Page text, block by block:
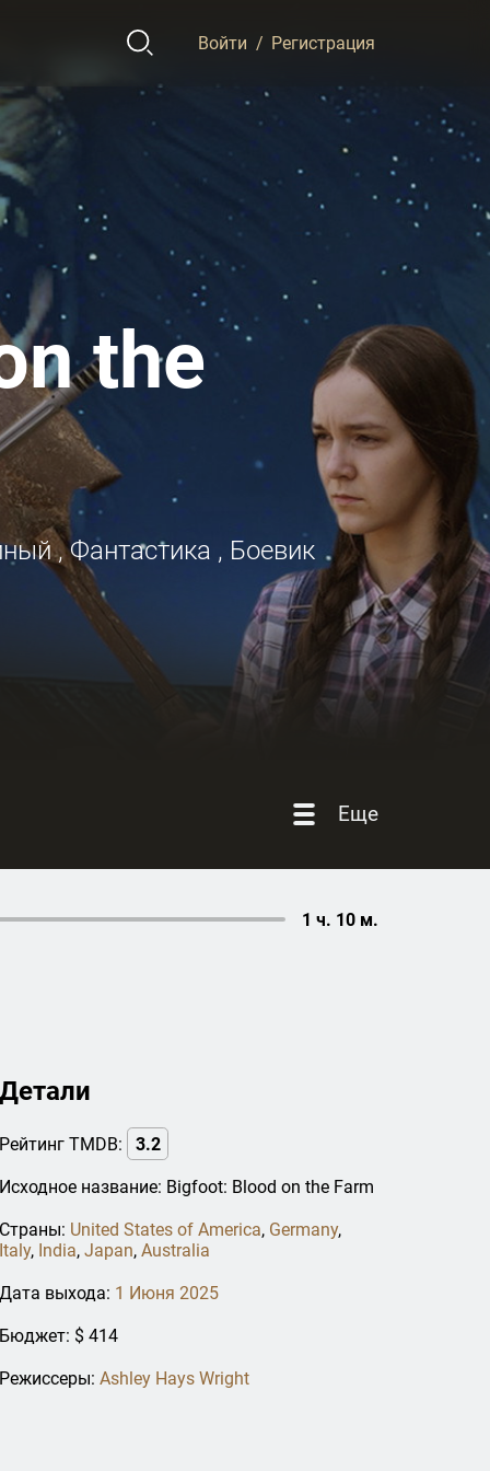
Войти / Регистрация
the
,Фантастика , Боевик
Еще
1 ч. 10 м.
Детали
Рейтинг TMDB: 3.2
Исходное название: Bigfoot: Blood on the Farm
Страны: United States of America, Germany,
Italy, India,Japan,Australia
Дата выхода: 1 Июня 2025
Бюджет: $ 414
Режиссеры:Ashley Hays Wright